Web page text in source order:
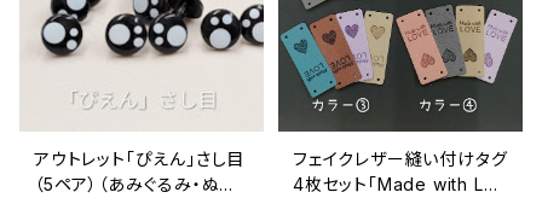
アウトレット「ぴえん」さし目
（5ペア）（あみぐるみ・ぬい
フェイクレザー縫い付けタグ
4枚セット「Made with LO